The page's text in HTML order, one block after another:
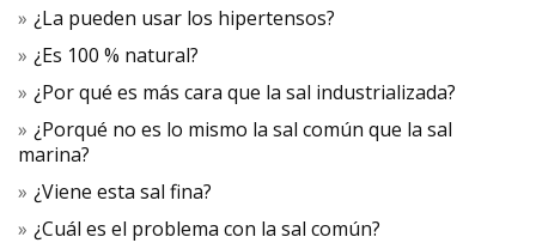
¿La pueden usar los hipertensos?
¿Es 100 % natural?
¿Por qué es más cara que la sal industrializada?
¿Porqué no es lo mismo la sal común que la sal
marina?
¿Viene esta sal fina?
¿Cuál es el problema con la sal común?